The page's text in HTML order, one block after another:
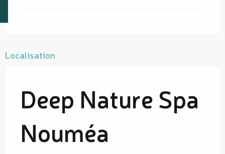
Localisation
Deep Nature Spa
Nouméa